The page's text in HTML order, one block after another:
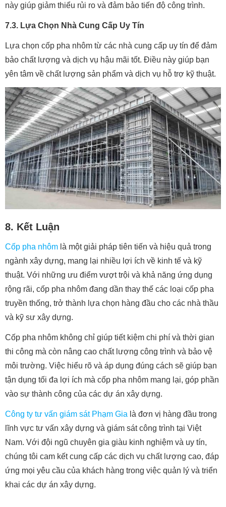
này giúp giảm thiểu rủi ro và đảm bảo tiến độ công trình.
7.3. Lựa Chọn Nhà Cung Cấp Uy Tín
Lựa chọn cốp pha nhôm từ các nhà cung cấp uy tín để đảm
bảo chất lượng và dịch vụ hậu mãi tốt. Điều này giúp bạn
yên tâm về chất lượng sản phẩm và dịch vụ hỗ trợ kỹ thuật.
8. Kết Luận
Cốp pha nhôm là một giải pháp tiên tiến và hiệu quả trong
ngành xây dựng, mang lại nhiều lợi ích về kinh tế và kỹ
thuật. Với những ưu điểm vượt trội và khả năng ứng dụng
rộng rãi, cốp pha nhôm đang dần thay thế các loại cốp pha
truyền thống, trở thành lựa chọn hàng đầu cho các nhà thầu
và kỹ sư xây dựng.
Cốp pha nhôm không chỉ giúp tiết kiệm chi phí và thời gian
thi công mà còn nâng cao chất lượng công trình và bảo vệ
môi trường. Việc hiểu rõ và áp dụng đúng cách sẽ giúp bạn
tận dụng tối đa lợi ích mà cốp pha nhôm mang lại, góp phần
vào sự thành công của các dự án xây dựng.
Công ty tư vấn giám sát Phạm Gia là đơn vị hàng đầu trong
lĩnh vực tư vấn xây dựng và giám sát công trình tại Việt
Nam. Với đội ngũ chuyên gia giàu kinh nghiệm và uy tín,
chúng tôi cam kết cung cấp các dịch vụ chất lượng cao, đáp
ứng mọi yêu cầu của khách hàng trong việc quản lý và triển
khai các dự án xây dựng.